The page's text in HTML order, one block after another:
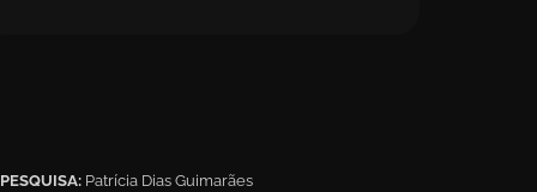
Patrícia Dias Guimarães